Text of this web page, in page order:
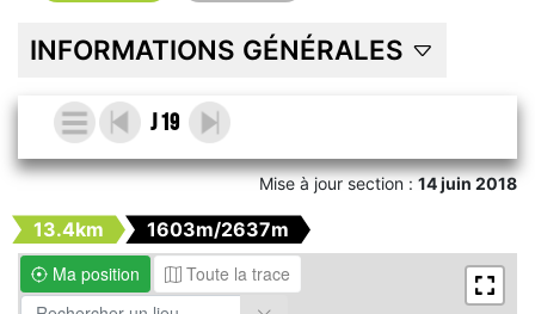
INFORMATIONS GÉNÉRALES
J 19
Mise à jour section :14 juin 2018
13.4km
1603m/2637m
Ma position
Toute la trace